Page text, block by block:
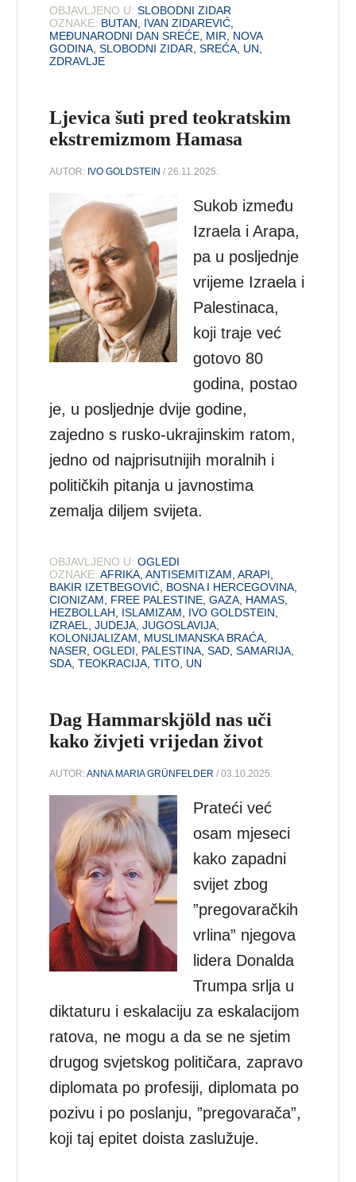
OBJAVLJENO U: SLOBODNI ZIDAR
OZNAKE: BUTAN, IVAN ZIDAREVIĆ,
MEĐUNARODNI DAN SREĆE, MIR, NOVA
GODINA,SLOBODNI ZIDAR,SREĆA, UN,
ZDRAVLJE
Ljevica šuti pred teokratskim
ekstremizmom Hamasa
AUTOR: IVO GOLDSTEIN / 26.11.2025.
Sukob između
Izraela i Arapa,
pa u posljednje
vrijeme Izraela i
Palestinaca,
koji traje već
gotovo 80
godina, postao
je, u posljednje dvije godine,
zajedno s rusko-ukrajinskim ratom,
jedno od najprisutnijih moralnih i
političkih pitanja u javnostima
zemalja diljem svijeta.
OBJAVLJENO U: OGLEDI
OZNAKE: AFRIKA,ANTISEMITIZAM,ARAPI,
BAKIR IZETBEGOVIĆ, BOSNA I HERCEGOVINA,
CIONIZAM, FREE PALESTINE,GAZA, HAMAS,
HEZBOLLAH, ISLAMIZAM, IVO GOLDSTEIN,
IZRAEL,JUDEJA,JUGOSLAVIJA,
KOLONIJALIZAM, MUSLIMANSKA BRAĆA,
NASER,OGLEDI, PALESTINA,SAD,SAMARIJA,
SDA,TEOKRACIJA,TITO, UN
Dag Hammarskjöld nas uči
kako živjeti vrijedan život
AUTOR:ANNA MARIA GRÜNFELDER / 03.10.2025.
Prateći već
osam mjeseci
kako zapadni
svijet zbog
”pregovaračkih
vrlina” njegova
lidera Donalda
Trumpa srlja u
diktaturu i eskalaciju za eskalacijom
ratova, ne mogu a da se ne sjetim
drugog svjetskog političara, zapravo
diplomata po profesiji, diplomata po
pozivu i po poslanju, ”pregovarača”,
koji taj epitet doista zaslužuje.